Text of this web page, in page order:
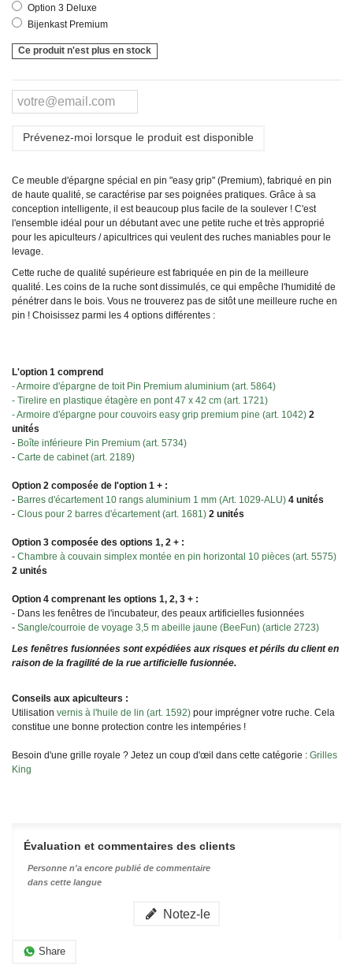
Option 3 Deluxe
Bijenkast Premium
Ce produit n'est plus en stock
Prévenez-moi lorsque le produit est disponible
Ce meuble d'épargne spécial en pin "easy grip" (Premium), fabriqué en pin
de haute qualité, se caractérise par ses poignées pratiques. Grâce à sa
conception intelligente, il est beaucoup plus facile de la soulever ! C'est
l'ensemble idéal pour un débutant avec une petite ruche et très approprié
pour les apiculteurs / apicultrices qui veulent des ruches maniables pour le
levage.
Cette ruche de qualité supérieure est fabriquée en pin de la meilleure
qualité. Les coins de la ruche sont dissimulés, ce qui empêche l'humidité de
pénétrer dans le bois. Vous ne trouverez pas de sitôt une meilleure ruche en
pin ! Choisissez parmi les 4 options différentes :
L'option 1 comprend
- Armoire d'épargne de toit Pin Premium aluminium (art. 5864)
- Tirelire en plastique étagère en pont 47 x 42 cm (art. 1721)
- Armoire d'épargne pour couvoirs easy grip premium pine (art. 1042) 2
unités
- Boîte inférieure Pin Premium (art. 5734)
- Carte de cabinet (art. 2189)
Option 2 composée de l'option 1 + :
- Barres d'écartement 10 rangs aluminium 1 mm (Art. 1029-ALU) 4 unités
- Clous pour 2 barres d'écartement (art. 1681) 2 unités
Option 3 composée des options 1, 2 + :
- Chambre à couvain simplex montée en pin horizontal 10 pièces (art. 5575)
2 unités
Option 4 comprenant les options 1, 2, 3 + :
- Dans les fenêtres de l'incubateur, des peaux artificielles fusionnées
- Sangle/courroie de voyage 3,5 m abeille jaune (BeeFun) (article 2723)
Les fenêtres fusionnées sont expédiées aux risques et périls du client en
raison de la fragilité de la rue artificielle fusionnée.
Conseils aux apiculteurs :
Utilisation vernis à l'huile de lin (art. 1592) pour imprégner votre ruche. Cela
constitue une bonne protection contre les intempéries !
Besoin d'une grille royale ? Jetez un coup d'œil dans cette catégorie : Grilles
King
Évaluation et commentaires des clients
Personne n'a encore publié de commentaire
dans cette langue
Notez-le
Share